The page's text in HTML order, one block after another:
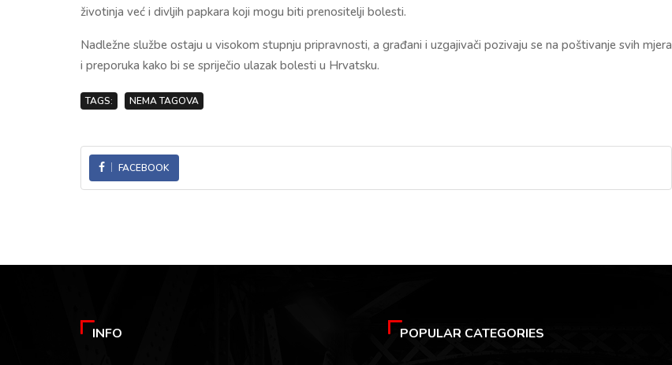
životinja već i divljih papkara koji mogu biti prenositelji bolesti.
Nadležne službe ostaju u visokom stupnju pripravnosti, a građani i uzgajivači pozivaju se na poštivanje svih mjera
i preporuka kako bi se spriječio ulazak bolesti u Hrvatsku.
TAGS: NEMA TAGOVA
FACEBOOK
INFO POPULAR CATEGORIES